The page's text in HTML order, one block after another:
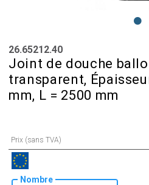
26.65212.40
Joint de douche
transparent,
mm, L = 2500 mm
Prix (sans TVA)
Nombre